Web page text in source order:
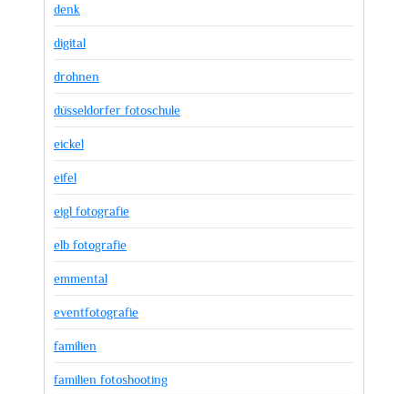
denk
digital
drohnen
düsseldorfer fotoschule
eickel
eifel
eigl fotografie
elb fotografie
emmental
eventfotografie
familien
familien fotoshooting